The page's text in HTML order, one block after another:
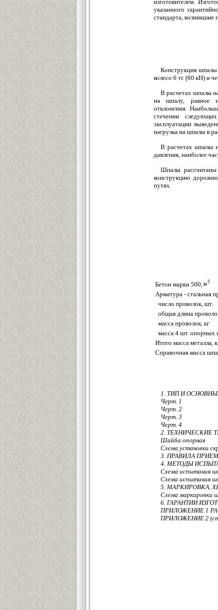
изготовителем.
указанного
стандарта, возникшие
Конструкция шпалы
колесо 6 тс (60 кН) и
В расчетах шпалы
на шпалу, равное
отклонения.
стечении
эксплуатации
нагрузка на шпалы в
В расчетах шпалы
давления, наиболее
Шпалы рассчитаны
конструкцию
путях.
Бетон марки 500,
Арматура - стальная
число проволок, шт.
общая длина
масса проволок, кг
масса 4 шт. опорных
Итого масса металла,
Справочная масса
1. ТИП И
Черт. 1
Черт. 2
Черт. 3
Черт. 4
2. ТЕХНИЧЕСКИЕ
Шайба опорная
Схема установки
3. ПРАВИЛА
4. МЕТОДЫ
Схема испытания
Схема испытания
5. МАРКИРОВКА,
Схема маркировки
6. ГАРАНТИИ
ПРИЛОЖЕНИЕ 1
ПРИЛОЖЕНИЕ 2